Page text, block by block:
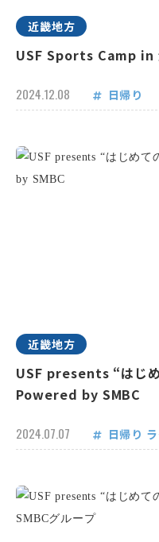
近畿地方
USF Sports Camp
2024.12.08 日帰り
近畿地方
USF presents “はじ
Powered by SMBC
2024.07.07 日帰り